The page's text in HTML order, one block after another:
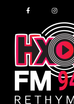
content